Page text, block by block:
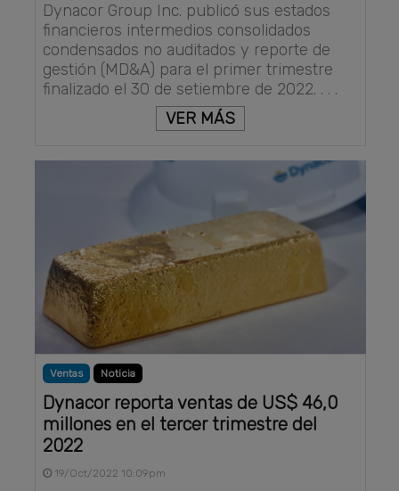
Dynacor Group Inc. publicó sus estados
financieros intermedios consolidados
condensados no auditados y reporte de
gestión (MD&A) para el primer trimestre
finalizado el 30 de setiembre de 2022. . . .
VER MÁS
Ventas Noticia
Dynacor reporta ventas de US$ 46,0
millones en el tercer trimestre del
2022
19/Oct/2022 10:09pm